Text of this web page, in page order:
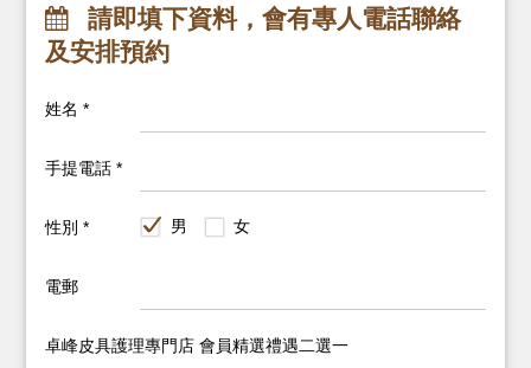
請即填下資料，會有專人電話聯絡
及安排預約
姓名 *
手提電話 *
性別 * 男 女
電郵
卓峰皮具護理專門店 會員精選禮遇二選一